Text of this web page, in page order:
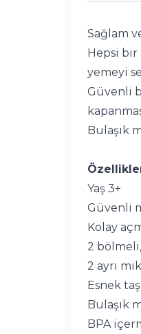
Sağlam
Hepsi bir
yemeyi
Güvenli
Bulaşık
Yaş 3+
Güvenli
Kolay
2
2 ayrı
Esnek
Bulaşık
BPA